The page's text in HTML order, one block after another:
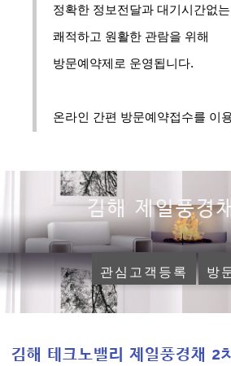
정확한 정보전달과 대기시간없는
쾌적하고 원활한 관람을 위해
방문예약제로 운영됩니다.
온라인 간편 방문예약접수를 이
김해 제일풍경
관심고객등록 방
김해 테크노밸리 제일풍경채 2